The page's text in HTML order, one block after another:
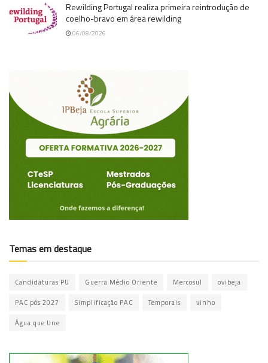
Rewilding Portugal realiza primeira reintrodução de
coelho-bravo em área rewilding
06/08/2026
Temas em destaque
Candidaturas PU Guerra Médio Oriente Mercosul ovibeja
PAC pós 2027 Simplificação PAC Temporais vinho
Água que Une